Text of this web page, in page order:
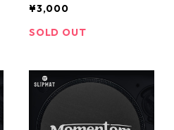
¥3,000
SOLD OUT